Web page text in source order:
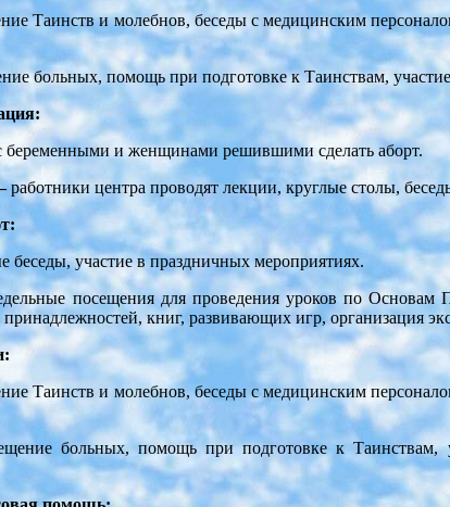
Таинств и молебнов, беседы с медицинским
больных, помощь при подготовке к Таинствам,
беременными и женщинами решившими сделать аборт.
работники центра проводят лекции, круглые столы,
беседы, участие в праздничных мероприятиях.
посещения для проведения уроков по Основам
книг, развивающих игр, организация
Таинств и молебнов, беседы с медицинским
больных, помощь при подготовке к Таинствам,